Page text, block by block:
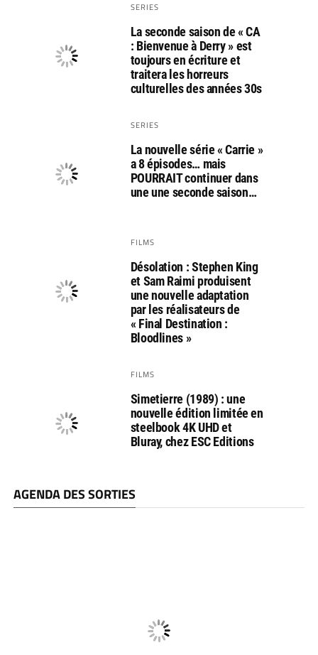
SERIES
La seconde saison de « CA
: Bienvenue à Derry » est
toujours en écriture et
traitera les horreurs
culturelles des années 30s
SERIES
La nouvelle série « Carrie »
a 8 épisodes… mais
POURRAIT continuer dans
une une seconde saison…
FILMS
Désolation : Stephen King
et Sam Raimi produisent
une nouvelle adaptation
par les réalisateurs de
« Final Destination :
Bloodlines »
FILMS
Simetierre (1989) : une
nouvelle édition limitée en
steelbook 4K UHD et
Bluray, chez ESC Editions
AGENDA DES SORTIES